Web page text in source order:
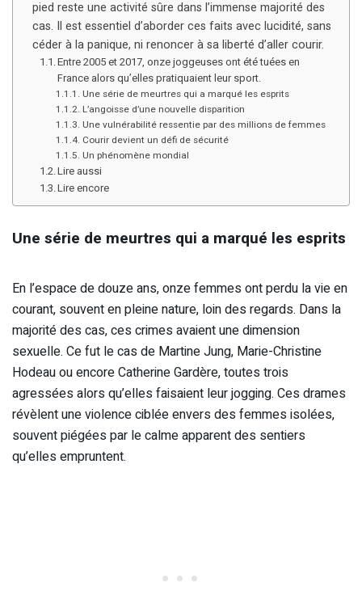
pied reste une activité sûre dans l’immense majorité des
cas. Il est essentiel d’aborder ces faits avec lucidité, sans
céder à la panique, ni renoncer à sa liberté d’aller courir.
Entre 2005 et 2017, onze joggeuses ont été tuées en
France alors qu’elles pratiquaient leur sport.
Une série de meurtres qui a marqué les esprits
L’angoisse d’une nouvelle disparition
Une vulnérabilité ressentie par des millions de femmes
Courir devient un défi de sécurité
Un phénomène mondial
Lire aussi
Lire encore
Une série de meurtres qui a marqué les esprits
En l’espace de douze ans, onze femmes ont perdu la vie en
courant, souvent en pleine nature, loin des regards. Dans la
majorité des cas, ces crimes avaient une dimension
sexuelle. Ce fut le cas de Martine Jung, Marie-Christine
Hodeau ou encore Catherine Gardère, toutes trois
agressées alors qu’elles faisaient leur jogging. Ces drames
révèlent une violence ciblée envers des femmes isolées,
souvent piégées par le calme apparent des sentiers
qu’elles empruntent.